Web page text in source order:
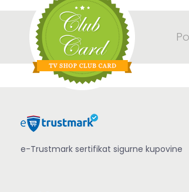
e-Trustmark sertifikat sigurne kupovine